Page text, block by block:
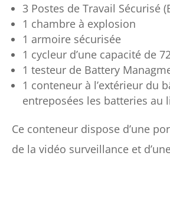
3 Postes de Travail Sécurisé
1 chambre à explosion
1 armoire sécurisée
1 cycleur d’une capacité de
1 testeur de Battery
1 conteneur à l’extérieur du
entreposées les batteries au
Ce conteneur dispose d’une
de la vidéo surveillance et